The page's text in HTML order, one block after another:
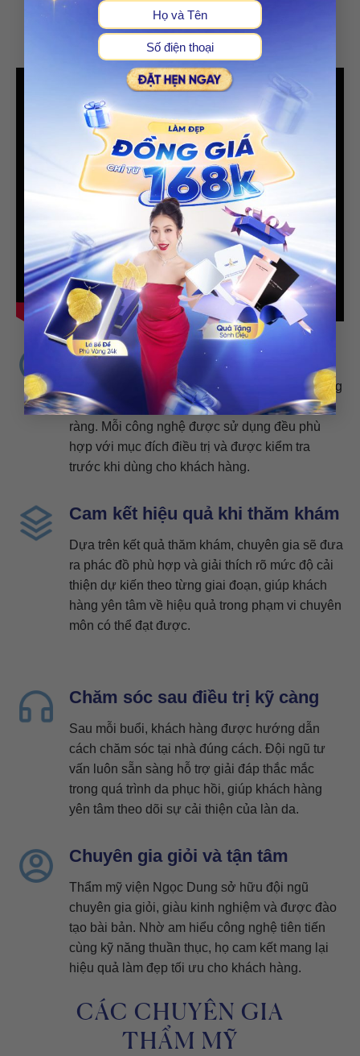
Công nghệ tiên tiến
Hệ thống máy làm đẹp được lựa chọn từ những
đơn vị cung cấp uy tín, có thông tin kỹ thuật rõ
ràng. Mỗi công nghệ được sử dụng đều phù
hợp với mục đích điều trị và được kiểm tra
trước khi dùng cho khách hàng.
Cam kết hiệu quả khi thăm khám
Dựa trên kết quả thăm khám, chuyên gia sẽ đưa
ra phác đồ phù hợp và giải thích rõ mức độ cải
thiện dự kiến theo từng giai đoạn, giúp khách
hàng yên tâm về hiệu quả trong phạm vi chuyên
môn có thể đạt được.
Chăm sóc sau điều trị kỹ càng
Sau mỗi buổi, khách hàng được hướng dẫn
cách chăm sóc tại nhà đúng cách. Đội ngũ tư
vấn luôn sẵn sàng hỗ trợ giải đáp thắc mắc
trong quá trình da phục hồi, giúp khách hàng
yên tâm theo dõi sự cải thiện của làn da.
Chuyên gia giỏi và tận tâm
Thẩm mỹ viện Ngọc Dung sở hữu đội ngũ
chuyên gia giỏi, giàu kinh nghiệm và được đào
tạo bài bản. Nhờ am hiểu công nghệ tiên tiến
cùng kỹ năng thuần thục, họ cam kết mang lại
hiệu quả làm đẹp tối ưu cho khách hàng.
CÁC CHUYÊN GIA
THẨM MỸ